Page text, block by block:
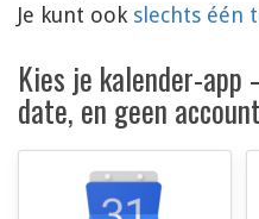
Je kunt ook slechts één
Kies je kalender-
date, en geen